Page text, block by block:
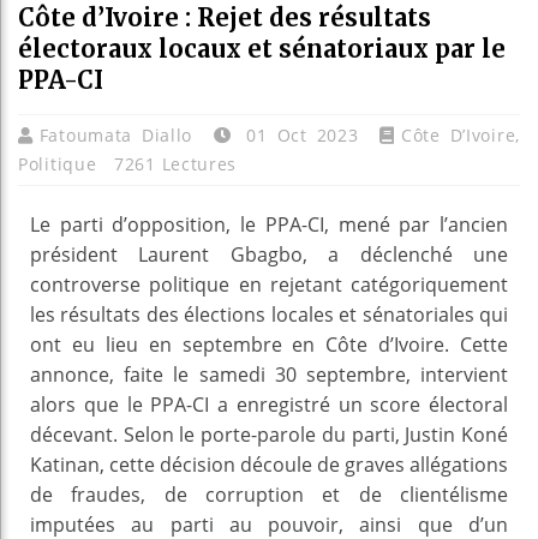
Côte d’Ivoire : Rejet des résultats
électoraux locaux et sénatoriaux par le
PPA-CI
Fatoumata Diallo 01 Oct 2023 Côte D’Ivoire,
Politique
7261 Lectures
Le parti d’opposition, le PPA-CI, mené par l’ancien
président Laurent Gbagbo, a déclenché une
controverse politique en rejetant catégoriquement
les résultats des élections locales et sénatoriales qui
ont eu lieu en septembre en Côte d’Ivoire. Cette
annonce, faite le samedi 30 septembre, intervient
alors que le PPA-CI a enregistré un score électoral
décevant. Selon le porte-parole du parti, Justin Koné
Katinan, cette décision découle de graves allégations
de fraudes, de corruption et de clientélisme
imputées au parti au pouvoir, ainsi que d’un